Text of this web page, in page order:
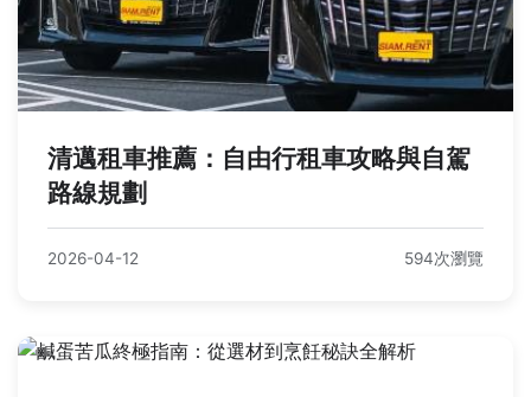
清邁租車推薦：自由行租車攻略與自駕
路線規劃
2026-04-12 594次瀏覽